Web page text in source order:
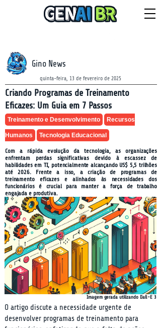
Gino News
quinta-feira, 13 de fevereiro de 2025
Criando Programas de Treinamento
Eficazes: Um Guia em 7 Passos
Treinamento e Desenvolvimento Recursos
Humanos Tecnologia Educacional
Com a rápida evolução da tecnologia, as organizações
enfrentam perdas significativas devido à escassez de
habilidades em TI, potencialmente alcançando US$ 5,5 trilhões
até 2026. Frente a isso, a criação de programas de
treinamento eficazes e alinhados às necessidades dos
funcionários é crucial para manter a força de trabalho
engajada e produtiva.
Imagem gerada utilizando Dall-E 3
O artigo discute a necessidade urgente de
desenvolver programas de treinamento para